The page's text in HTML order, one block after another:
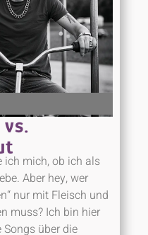
ich mich, ob ich als
Aber hey, wer
nur mit Fleisch und
muss? Ich bin hier
über die